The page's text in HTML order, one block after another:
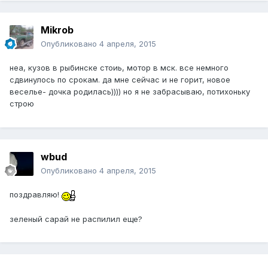
Mikrob
Опубликовано 4 апреля, 2015
неа, кузов в рыбинске стоиь, мотор в мск. все немного
сдвинулось по срокам. да мне сейчас и не горит, новое
веселье- дочка родилась)))) но я не забрасываю, потихоньку
строю
wbud
Опубликовано 4 апреля, 2015
поздравляю!
зеленый сарай не распилил еще?